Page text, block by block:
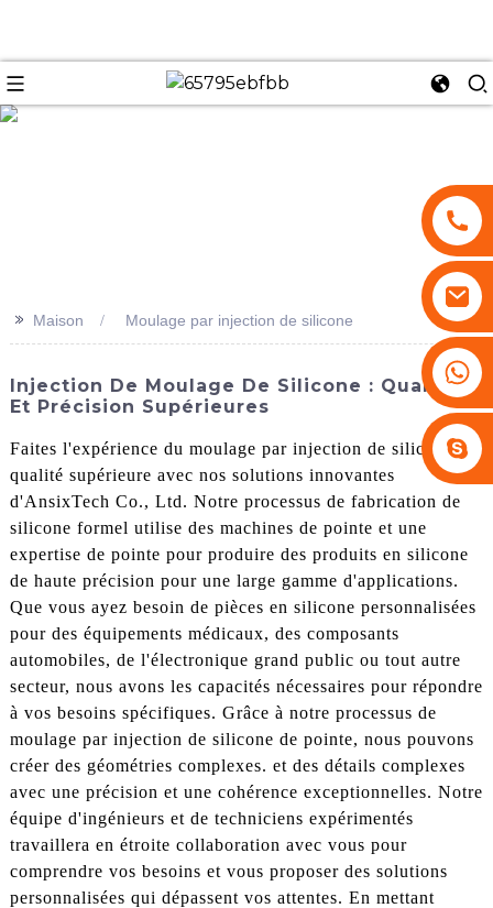
Stephenhuang2010
>> Maison Moulage par injection de silicone
Injection De Moulage De Silicone : Qualité
Et Précision Supérieures
Faites l'expérience du moulage par injection de silicone de
qualité supérieure avec nos solutions innovantes
d'AnsixTech Co., Ltd. Notre processus de fabrication de
silicone formel utilise des machines de pointe et une
expertise de pointe pour produire des produits en silicone
de haute précision pour une large gamme d'applications.
Que vous ayez besoin de pièces en silicone personnalisées
pour des équipements médicaux, des composants
automobiles, de l'électronique grand public ou tout autre
secteur, nous avons les capacités nécessaires pour répondre
à vos besoins spécifiques. Grâce à notre processus de
moulage par injection de silicone de pointe, nous pouvons
créer des géométries complexes. et des détails complexes
avec une précision et une cohérence exceptionnelles. Notre
équipe d'ingénieurs et de techniciens expérimentés
travaillera en étroite collaboration avec vous pour
comprendre vos besoins et vous proposer des solutions
personnalisées qui dépassent vos attentes. En mettant